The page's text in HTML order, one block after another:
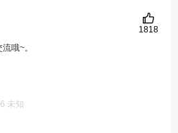
哦~。
1818
未知